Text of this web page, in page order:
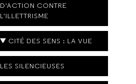
D'ACTION CONTRE
L'ILLETTRISME
CITÉ DES SENS : LA VUE
LES SILENCIEUSES